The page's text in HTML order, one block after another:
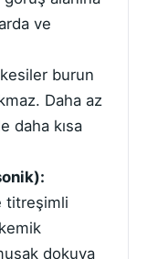
ve
burun
Daha az
daha kısa
titreşimli
dokuya